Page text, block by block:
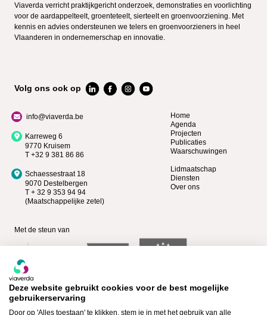
Viaverda verricht praktijkgericht onderzoek, demonstraties en voorlichting
voor de aardappelteelt, groenteteelt, sierteelt en groenvoorziening. Met
kennis en advies ondersteunen we telers en groenvoorzieners in heel
Vlaanderen in ondernemerschap en innovatie.
Volg ons ook op
info@viaverda.be
Karreweg 6
9770 Kruisem
T +32 9 381 86 86
Schaessestraat 18
9070 Destelbergen
T + 32 9 353 94 94
(Maatschappelijke zetel)
Home
Agenda
Projecten
Publicaties
Waarschuwingen
Lidmaatschap
Diensten
Over ons
Met de steun van
Deze website gebruikt cookies voor de best mogelijke
gebruikerservaring
Door op 'Alles toestaan' te klikken, stem je in met het gebruik van alle